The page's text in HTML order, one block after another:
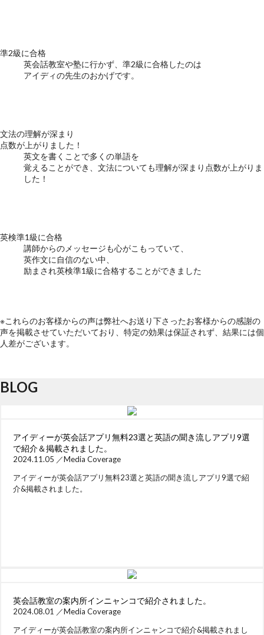
準2級に合格
英会話教室や塾に行かず、準2級に合格したのは
アイディの先生のおかげです。
文法の理解が深まり
点数が上がりました！
英文を書くことで多くの単語を
覚えることができ、文法についても理解が深まり点数が上がりま
した！
英検準1級に合格
講師からのメッセージも心がこもっていて、
英作文に自信のない中、
励まされ英検準1級に合格することができました
※これらのお客様からの声は弊社へお送り下さったお客様からの感謝の
声を掲載させていただいており、特定の効果は保証されず、結果には個
人差がございます。
BLOG
アイディーが英会話アプリ無料23選と英語の聞き流しアプリ9選
で紹介＆掲載されました。
2024.11.05 ／Media Coverage
アイディーが英会話アプリ無料23選と英語の聞き流しアプリ9選で紹
介&掲載されました。
英会話教室の案内所インニャンコで紹介されました。
2024.08.01 ／Media Coverage
アイディーが英会話教室の案内所インニャンコで紹介&掲載されまし